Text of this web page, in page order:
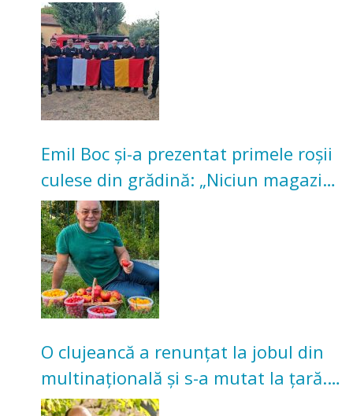
incendii de vegetație și pădure
Emil Boc și-a prezentat primele roșii
culese din grădină: „Niciun magazin
nu poate oferi această satisfacție”
O clujeancă a renunțat la jobul din
multinațională și s-a mutat la țară.
Acum cultivă legume în grădina